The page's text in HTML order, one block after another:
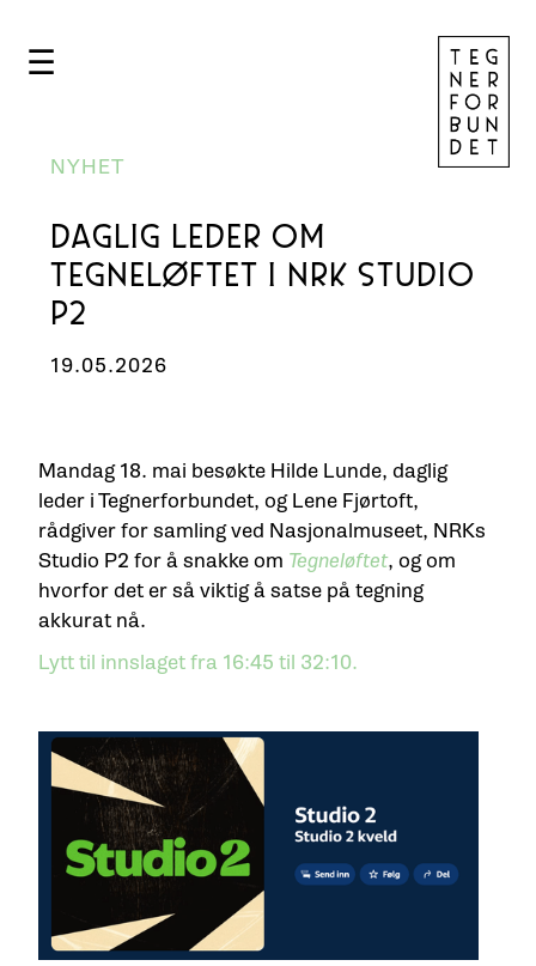
☰
NYHET
DAGLIG LEDER OM
TEGNELØFTET I NRK STUDIO
P2
19.05.2026
Mandag 18. mai besøkte Hilde Lunde, daglig
leder i Tegnerforbundet, og Lene Fjørtoft,
rådgiver for samling ved Nasjonalmuseet, NRKs
Studio P2 for å snakke om Tegneløftet, og om
hvorfor det er så viktig å satse på tegning
akkurat nå.
Lytt til innslaget fra 16:45 til 32:10.